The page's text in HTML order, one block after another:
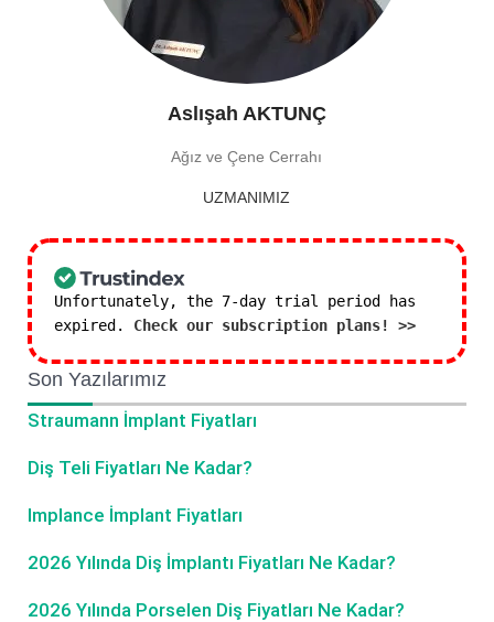
Aslışah AKTUNÇ
Ağız ve Çene Cerrahı
UZMANIMIZ
Unfortunately, the 7-day trial period has
expired. Check our subscription plans! >>
Son Yazılarımız
Straumann İmplant Fiyatları
Diş Teli Fiyatları Ne Kadar?
Implance İmplant Fiyatları
2026 Yılında Diş İmplantı Fiyatları Ne Kadar?
2026 Yılında Porselen Diş Fiyatları Ne Kadar?